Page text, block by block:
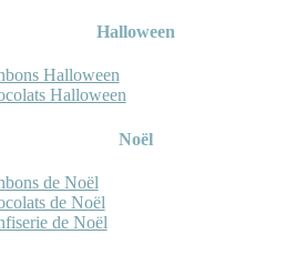
Halloween
Halloween
Halloween
Noël
de Noël
de Noël
de Noël